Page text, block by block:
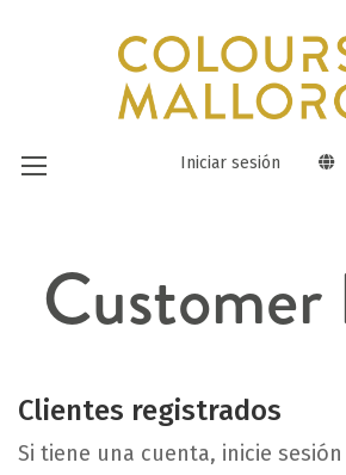
Iniciar sesión
contenido
Customer
Clientes registrados
Si tiene una cuenta, inicie